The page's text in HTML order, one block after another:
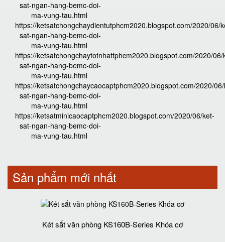
sat-ngan-hang-bemc-doi-
ma-vung-tau.html
https://ketsatchongchaydientutphcm2020.blogspot.com/2020/06/
sat-ngan-hang-bemc-doi-
ma-vung-tau.html
https://ketsatchongchaytotnhattphcm2020.blogspot.com/2020/06/
sat-ngan-hang-bemc-doi-
ma-vung-tau.html
https://ketsatchongchaycaocaptphcm2020.blogspot.com/2020/
sat-ngan-hang-bemc-doi-
ma-vung-tau.html
https://ketsatminicaocaptphcm2020.blogspot.com/2020/06/ket-
sat-ngan-hang-bemc-doi-
ma-vung-tau.html
Sản phẩm mới nhất
Két sắt văn phòng KS160B-Series Khóa cơ